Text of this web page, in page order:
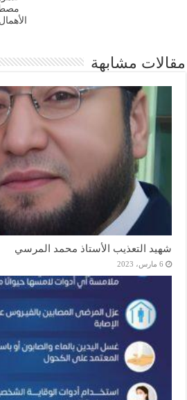
مقالات مشابهة
شهيد التعذيب الأستاذ محمد المرسي
6 مارس، 2023